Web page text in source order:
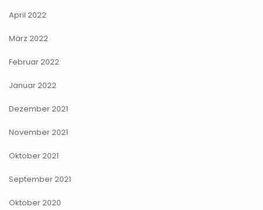
April 2022
März 2022
Februar 2022
Januar 2022
Dezember 2021
November 2021
Oktober 2021
September 2021
Oktober 2020